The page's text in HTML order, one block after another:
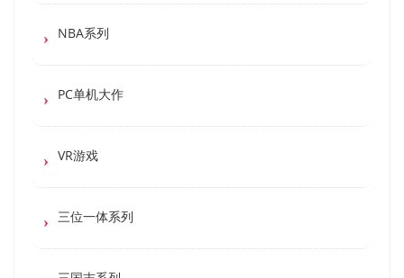
NBA系列
PC单机大作
VR游戏
三位一体系列